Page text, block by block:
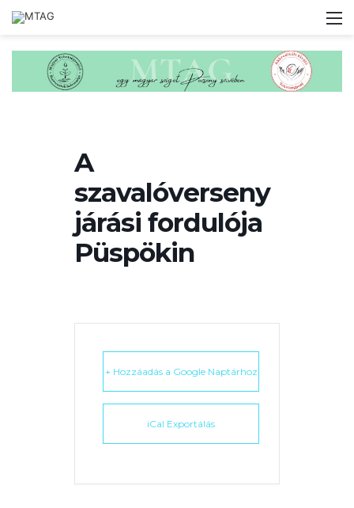
A
szavalóverseny
járási fordulója
Püspökin
+ Hozzáadás a Google Naptárhoz
iCal Exportálás